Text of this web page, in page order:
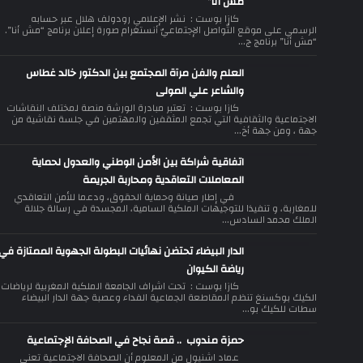
كازا بوست : نشر الإعلامي رودولف هلال عبر حسابه
الرسمي على موقع التّواصل الإجتماعيّ أنستغرام صورة إعلان برنامج “مش أنا”.
“مش أنا” برنامج ج...
العلم والفن مرآة المجتمع بين الدكتور خالد غطاس
والشاعر علي المولى
كازا بوست : تعتبر مبادرة الورشة منصة لمختلف النقاشات
الاجتماعية والثقافية التي تجمع المثقفين والمهتمين في جلسة نقاشية من
جهة ، ومن جهة أخ...
اتفاقية شراكة بين الأمن الوطني والعدول لحماية
المعاملات التعاقدية ومحاربة الجريمة
في إطار صيانة وحماية الحقوق، ودعما للأمن التعاقدي
للمغاربة، و تنفيذا للتوجيهات الملكية السامية، المجسدة في رسالة جلالة
الملك محمد السادس...
الدار البيضاء تحتضن نهائيات البطولة الجهوية الممتازة في
رياضة الكيوان
كازا بوست : تحت اشراف الجامعة الملكية المغربية لرياضات
الكيك بوكسنغ تنظم المقاطعة الجماعية الفداء وعصبة جهة الدار البيضاء
سطات للكيك بو...
حمزة مندوب .. قصة نجاح في الصحافة الإجتماعية
عماد اشنيول من المعلوم أن الصحافة الاجتماعية تعنى